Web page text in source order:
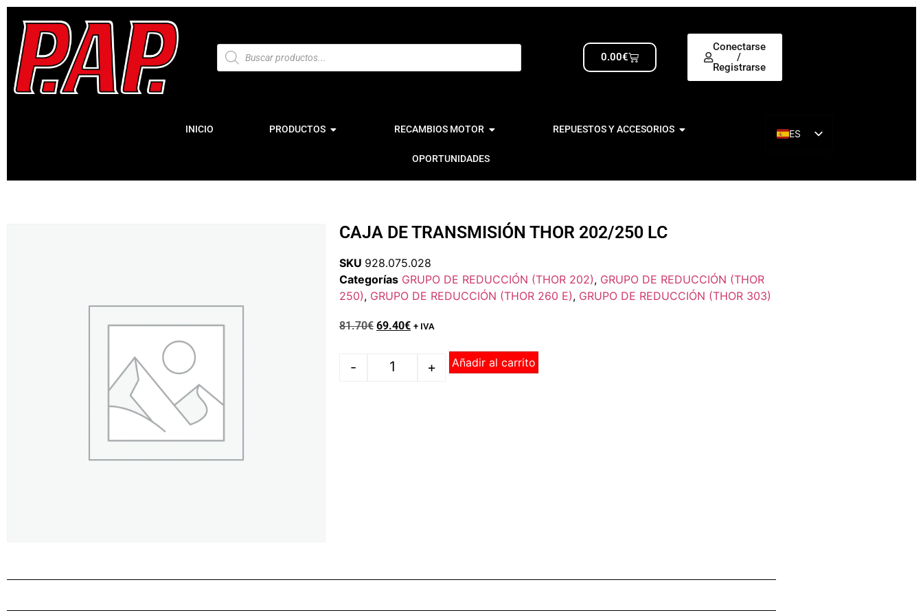
0.00€
Conectarse
/
Registrarse
INICIO PRODUCTOS RECAMBIOS MOTOR REPUESTOS Y ACCESORIOS
OPORTUNIDADES
ES
CAJA DE TRANSMISIÓN THOR 202/250 LC
SKU 928.075.028
Categorías GRUPO DE REDUCCIÓN (THOR 202), GRUPO DE REDUCCIÓN (THOR
250), GRUPO DE REDUCCIÓN (THOR 260 E), GRUPO DE REDUCCIÓN (THOR 303)
81.70€ 69.40€ + IVA
- + Añadir al carrito